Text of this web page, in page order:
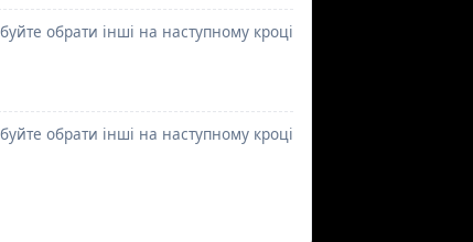
обрати інші на наступному кроці
обрати інші на наступному кроці